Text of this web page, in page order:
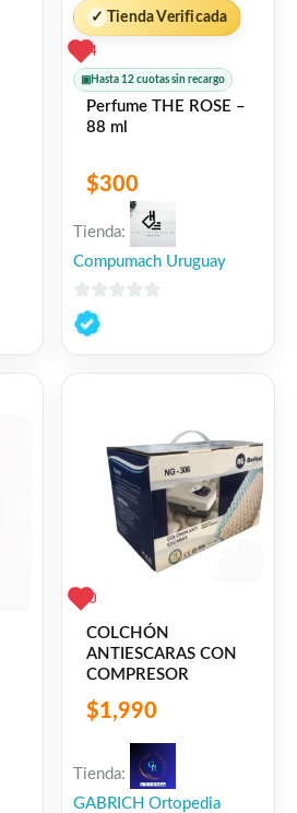
✓ Tienda Verificada
4
▣ Hasta 12 cuotas sin recargo
Perfume THE ROSE –
88 ml
$300
Tienda:
Compumach Uruguay
0
de
0
COLCHÓN
ANTIESCARAS CON
COMPRESOR
$1,990
Tienda:
GABRICH Ortopedia